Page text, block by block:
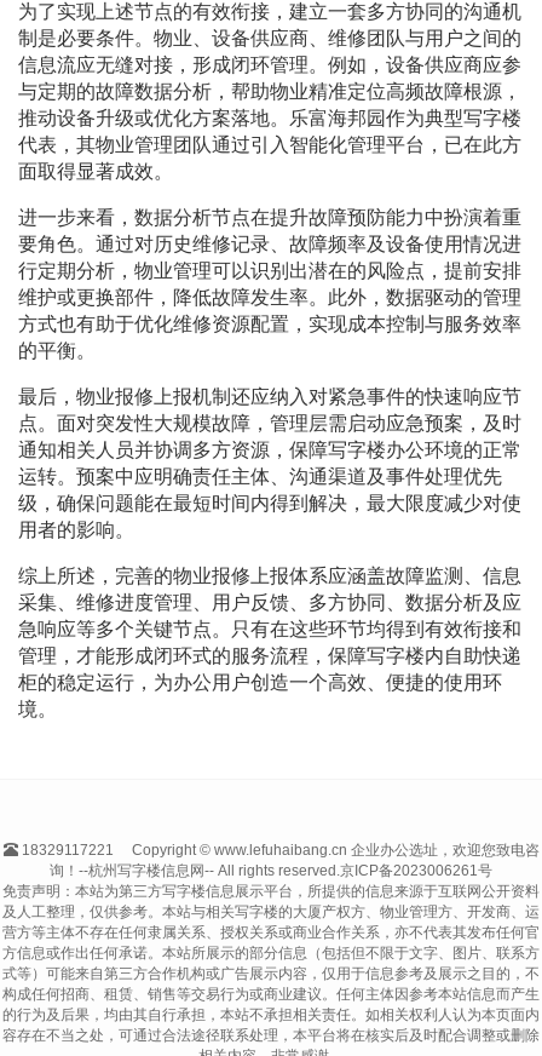
为了实现上述节点的有效衔接，建立一套多方协同的沟通机
制是必要条件。物业、设备供应商、维修团队与用户之间的
信息流应无缝对接，形成闭环管理。例如，设备供应商应参
与定期的故障数据分析，帮助物业精准定位高频故障根源，
推动设备升级或优化方案落地。乐富海邦园作为典型写字楼
代表，其物业管理团队通过引入智能化管理平台，已在此方
面取得显著成效。
进一步来看，数据分析节点在提升故障预防能力中扮演着重
要角色。通过对历史维修记录、故障频率及设备使用情况进
行定期分析，物业管理可以识别出潜在的风险点，提前安排
维护或更换部件，降低故障发生率。此外，数据驱动的管理
方式也有助于优化维修资源配置，实现成本控制与服务效率
的平衡。
最后，物业报修上报机制还应纳入对紧急事件的快速响应节
点。面对突发性大规模故障，管理层需启动应急预案，及时
通知相关人员并协调多方资源，保障写字楼办公环境的正常
运转。预案中应明确责任主体、沟通渠道及事件处理优先
级，确保问题能在最短时间内得到解决，最大限度减少对使
用者的影响。
综上所述，完善的物业报修上报体系应涵盖故障监测、信息
采集、维修进度管理、用户反馈、多方协同、数据分析及应
急响应等多个关键节点。只有在这些环节均得到有效衔接和
管理，才能形成闭环式的服务流程，保障写字楼内自助快递
柜的稳定运行，为办公用户创造一个高效、便捷的使用环
境。
18329117221
Copyright © www.lefuhaibang.cn 企业办公选址，欢迎您致电咨
询！--杭州写字楼信息网-- All rights reserved.京ICP备2023006261号
免责声明：本站为第三方写字楼信息展示平台，所提供的信息来源于互联网公开资料
及人工整理，仅供参考。本站与相关写字楼的大厦产权方、物业管理方、开发商、运
营方等主体不存在任何隶属关系、授权关系或商业合作关系，亦不代表其发布任何官
方信息或作出任何承诺。本站所展示的部分信息（包括但不限于文字、图片、联系方
式等）可能来自第三方合作机构或广告展示内容，仅用于信息参考及展示之目的，不
构成任何招商、租赁、销售等交易行为或商业建议。任何主体因参考本站信息而产生
的行为及后果，均由其自行承担，本站不承担相关责任。如相关权利人认为本页面内
容存在不当之处，可通过合法途径联系处理，本平台将在核实后及时配合调整或删除